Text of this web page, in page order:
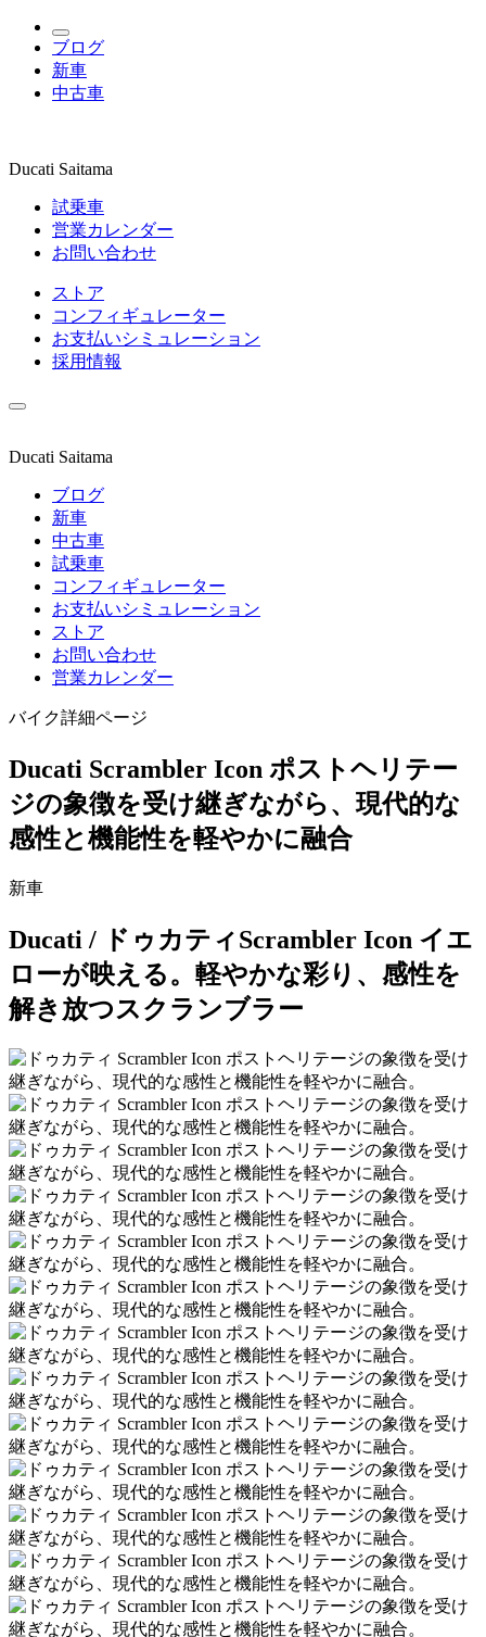
ブログ
新車
中古車
Ducati Saitama
試乗車
営業カレンダー
お問い合わせ
ストア
コンフィギュレーター
お支払いシミュレーション
採用情報
Ducati Saitama
ブログ
新車
中古車
試乗車
コンフィギュレーター
お支払いシミュレーション
ストア
お問い合わせ
営業カレンダー
バイク詳細ページ
Ducati Scrambler Icon ポストヘリテー
ジの象徴を受け継ぎながら、現代的な
感性と機能性を軽やかに融合
新車
Ducati / ドゥカティScrambler Icon イエ
ローが映える。軽やかな彩り、感性を
解き放つスクランブラー